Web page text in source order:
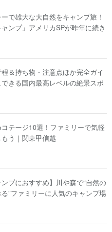
で雄大な大自然をキャンプ旅！
ャンプ」アメリカSPが昨年に続き
＆持ち物・注意点ほか完全ガイ
きる国内最高レベルの絶景スポ
テージ10選！ファミリーで気軽
う｜関東甲信越
ンプにおすすめ】川や森で“自然の
”ファミリーに人気のキャンプ場